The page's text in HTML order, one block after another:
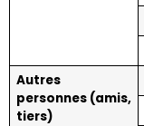
Autres
personnes (amis,
tiers)